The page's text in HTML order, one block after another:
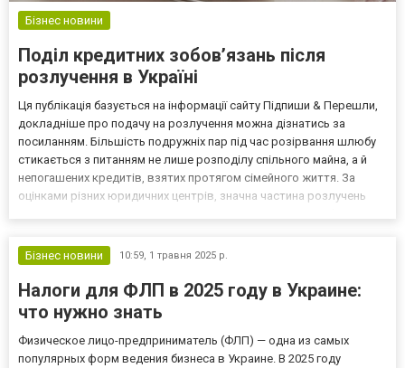
Бізнес новини
Поділ кредитних зобов’язань після
розлучення в Україні
Ця публікація базується на інформації сайту Підпиши & Перешли,
докладніше про подачу на розлучення можна дізнатись за
посиланням. Більшість подружніх пар під час розірвання шлюбу
стикається з питанням не лише розподілу спільного майна, а й
непогашених кредитів, взятих протягом сімейного життя. За
оцінками різних юридичних центрів, значна частина розлучень
Бізнес новини
10:59, 1 травня 2025 р.
Налоги для ФЛП в 2025 году в Украине:
что нужно знать
Физическое лицо-предприниматель (ФЛП) — одна из самых
популярных форм ведения бизнеса в Украине. В 2025 году